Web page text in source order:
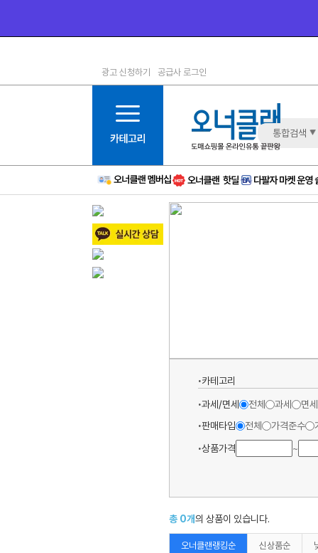
1등급
6등급
11등급
12등급
15등급
16등급
17등급
신규
주의
BAD
광고 신청하기 공급사 로그인
통합검색
카테고리
과세/면세
전체 과세
면세
판매타입
전체 가격준수
상품가격
~
총 0개의 상품이 있습니다.
오너클랜랭킹순 신상품순